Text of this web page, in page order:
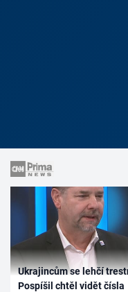
Ukrajincům se lehčí
Pospíšil chtěl vidět čísla